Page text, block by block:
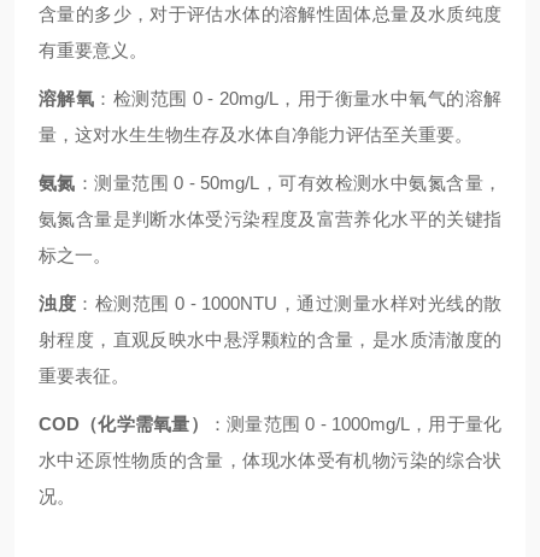
含量的多少，对于评估水体的溶解性固体总量及水质纯度
有重要意义。
溶解氧 ：检测范围 0 - 20mg/L，用于衡量水中氧气的溶解
量，这对水生生物生存及水体自净能力评估至关重要。
氨氮 ：测量范围 0 - 50mg/L，可有效检测水中氨氮含量，
氨氮含量是判断水体受污染程度及富营养化水平的关键指
标之一。
浊度 ：检测范围 0 - 1000NTU，通过测量水样对光线的散
射程度，直观反映水中悬浮颗粒的含量，是水质清澈度的
重要表征。
COD（化学需氧量）
：测量范围 0 - 1000mg/L，用于量化
水中还原性物质的含量，体现水体受有机物污染的综合状
况。